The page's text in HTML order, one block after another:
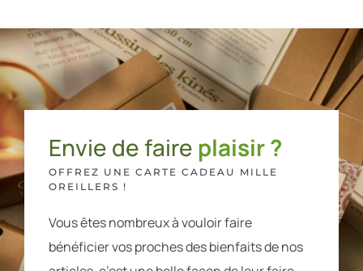
Envie de faire plaisir ?
OFFREZ UNE CARTE CADEAU MILLE
OREILLERS !
Vous êtes nombreux à vouloir faire
bénéficier vos proches des bienfaits de nos